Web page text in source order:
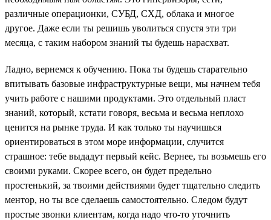
различные операционки, СУБД, СХД, облака и многое
другое. Даже если ты решишь уволиться спустя эти три
месяца, с таким набором знаний ты будешь нарасхват.
Ладно, вернемся к обучению. Пока ты будешь старательно
впитывать базовые инфраструктурные вещи, мы начнем тебя
учить работе с нашими продуктами. Это отдельный пласт
знаний, который, кстати говоря, весьма и весьма неплохо
ценится на рынке труда. И как только ты научишься
ориентироваться в этом море информации, случится
страшное: тебе выдадут первый кейс. Вернее, ты возьмешь его
своими руками. Скорее всего, он будет предельно
простенький, за твоими действиями будет тщательно следить
ментор, но ты все сделаешь самостоятельно. Следом будут
простые звонки клиентам, когда надо что-то уточнить